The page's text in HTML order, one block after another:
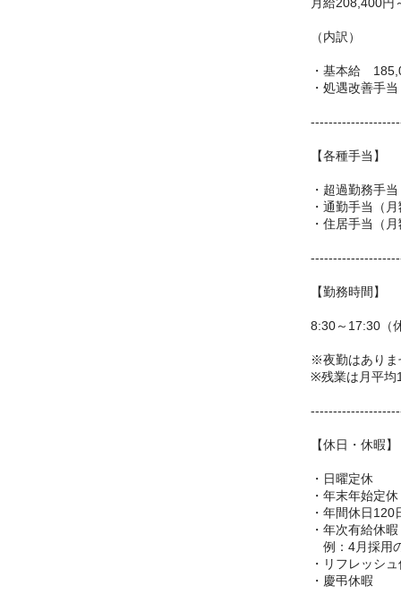
（内訳）
・基本給
・処遇改善手
【各種手当】
・超過勤務手当
・通勤手当（
・住居手当（
【勤務時間】
8:30～17:30（
※夜勤はありま
※残業は月平均
【休日・休暇】
・日曜定休
・年末年始定
・年間休日
・年次有給休
例：4月採用
・リフレッシ
・慶弔休暇